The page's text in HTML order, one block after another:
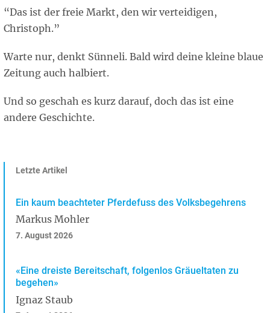
“Das ist der freie Markt, den wir verteidigen,
Christoph.”
Warte nur, denkt Sünneli. Bald wird deine kleine blaue
Zeitung auch halbiert.
Und so geschah es kurz darauf, doch das ist eine
andere Geschichte.
Letzte Artikel
Ein kaum beachteter Pferdefuss des Volksbegehrens
Markus Mohler
7. August 2026
«Eine dreiste Bereitschaft, folgenlos Gräueltaten zu
begehen»
Ignaz Staub